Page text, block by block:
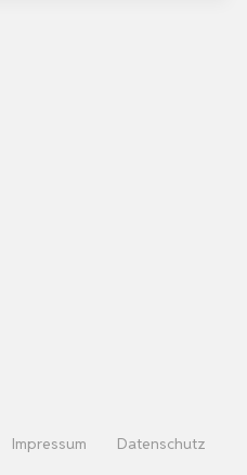
Impressum Datenschutz